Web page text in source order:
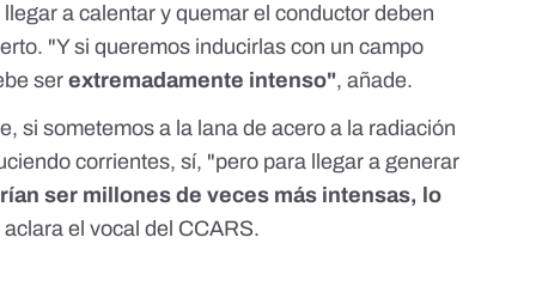
a calentar y quemar el conductor deben
"Y si queremos inducirlas con un campo
serextremadamente intenso", añade.
si sometemos a la lana de acero a la radiación
corrientes, sí, "pero para llegar a generar
ser millones de veces más intensas, lo
aclara el vocal del CCARS.